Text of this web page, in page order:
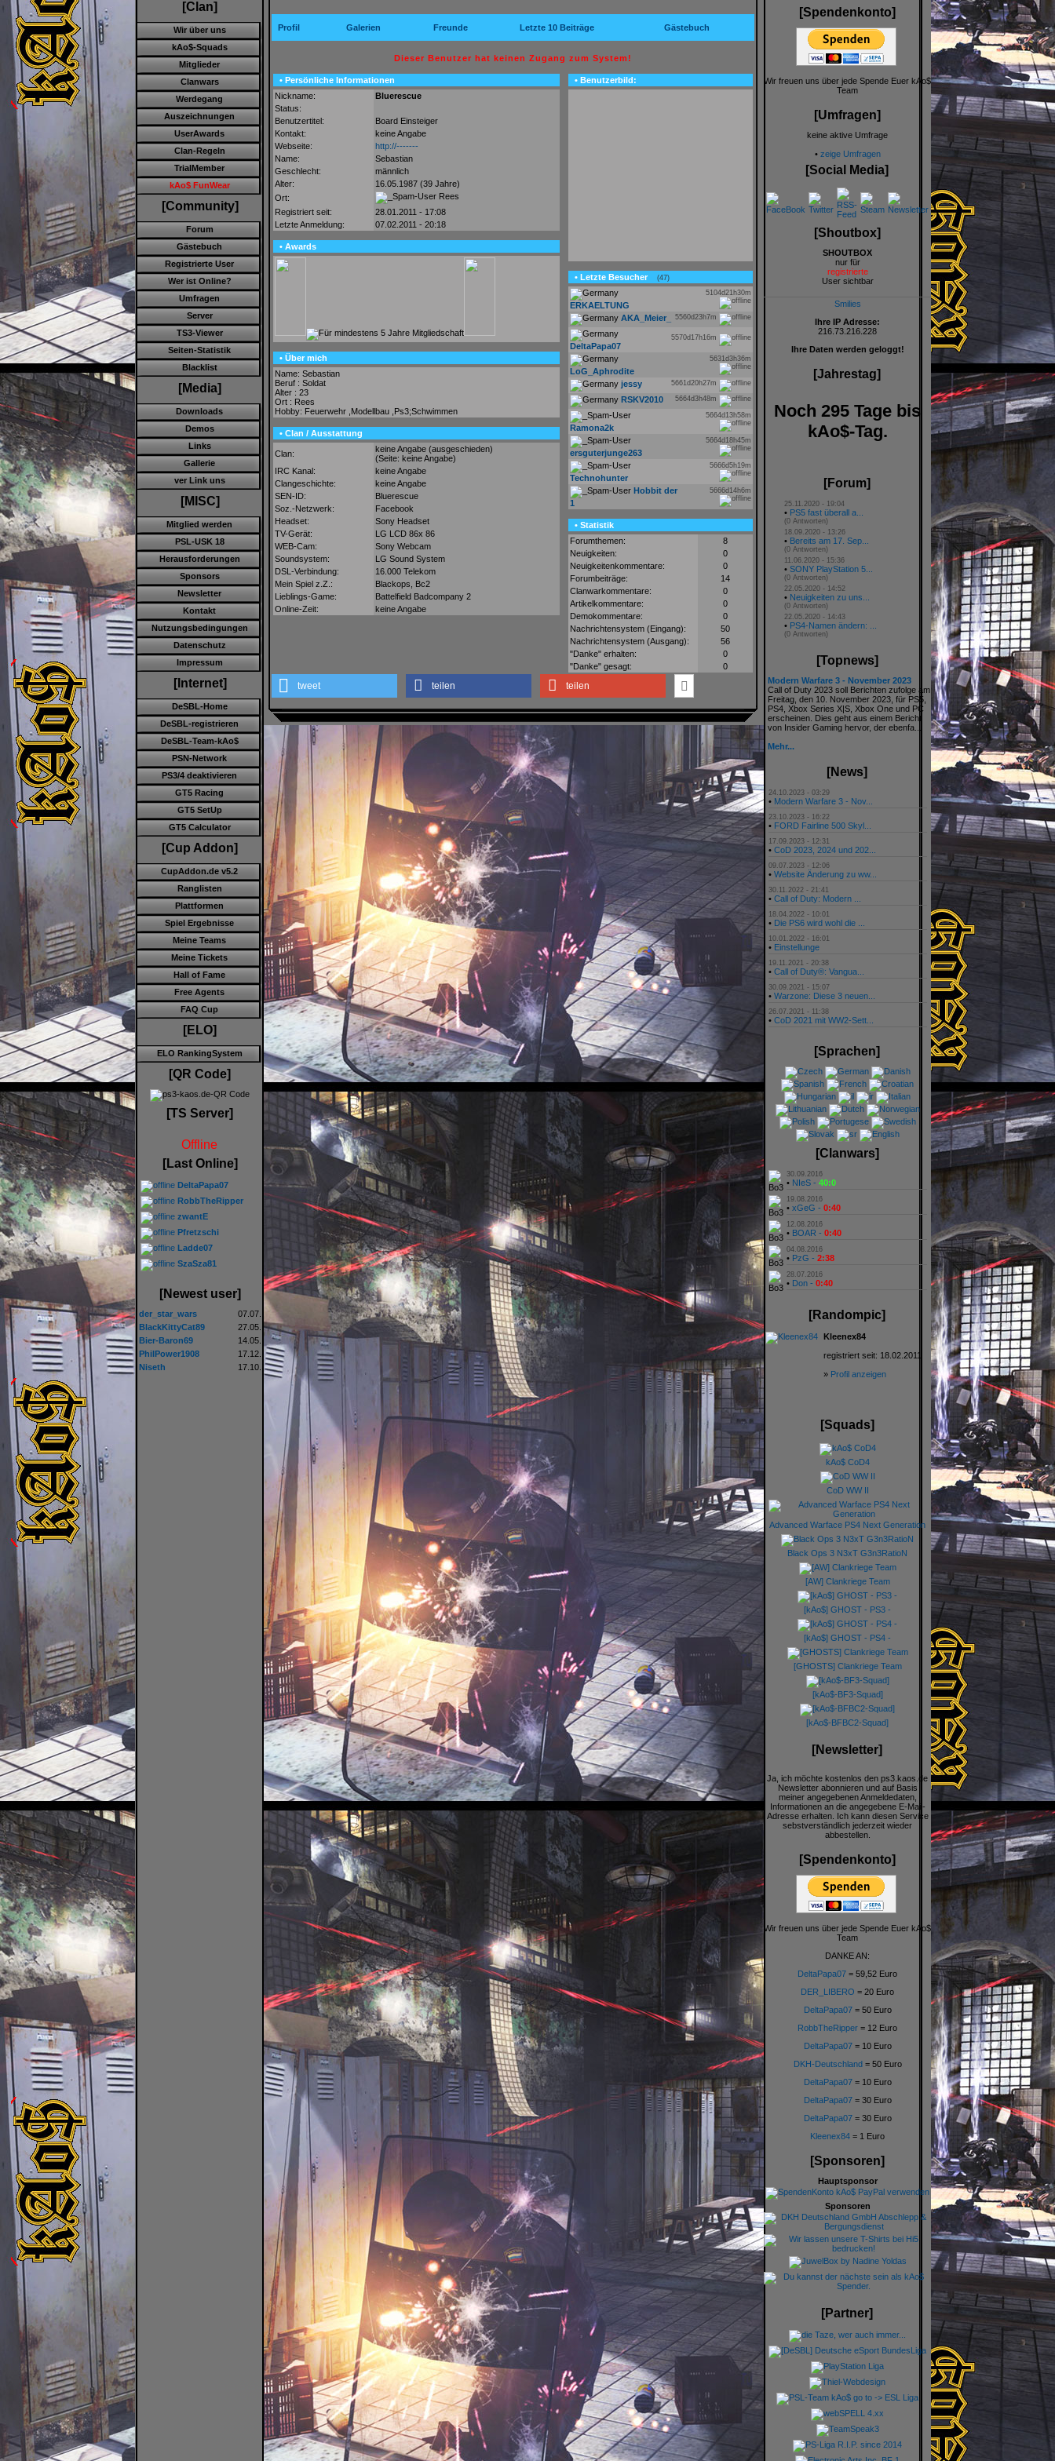
[Clan]
Wir über uns
kAo$-Squads
Mitglieder
Clanwars
Werdegang
Auszeichnungen
UserAwards
Clan-Regeln
TrialMember
kAo$ FunWear
[Community]
Forum
Gästebuch
Registrierte User
Wer ist Online?
Umfragen
Server
TS3-Viewer
Seiten-Statistik
Blacklist
[Media]
Downloads
Demos
Links
Gallerie
ver Link uns
[MISC]
Mitglied werden
PSL-USK 18
Herausforderungen
Sponsors
Newsletter
Kontakt
Nutzungsbedingungen
Datenschutz
Impressum
[Internet]
DeSBL-Home
DeSBL-registrieren
DeSBL-Team-kAo$
PSN-Network
PS3/4 deaktivieren
GT5 Racing
GT5 SetUp
GT5 Calculator
[Cup Addon]
CupAddon.de v5.2
Ranglisten
Plattformen
Spiel Ergebnisse
Meine Teams
Meine Tickets
Hall of Fame
Free Agents
FAQ Cup
[ELO]
ELO RankingSystem
[QR Code]
[TS Server]
Offline
[Last Online]
DeltaPapa07
RobbTheRipper
zwantE
Pfretzschi
Ladde07
SzaSza81
[Newest user]
der_star_wars
07.07.
BlackKittyCat89
27.05.
Bier-Baron69
14.05.
PhilPower1908
17.12.
Niseth
17.10.
Profil Galerien Freunde Letzte 10 Beiträge Gästebuch
Dieser Benutzer hat keinen Zugang zum System!
• Persönliche Informationen
Nickname:
Bluerescue
Status:
Benutzertitel:
Board Einsteiger
Kontakt:
keine Angabe
Webseite:
http://-------
Name:
Sebastian
Geschlecht:
männlich
Alter:
16.05.1987 (39 Jahre)
Ort:
Rees
Registriert seit:
28.01.2011 - 17:08
Letzte Anmeldung:
07.02.2011 - 20:18
• Awards
• Über mich
Name: Sebastian
Beruf : Soldat
Alter : 23
Ort : Rees
Hobby: Feuerwehr ,Modellbau ,Ps3;Schwimmen
• Clan / Ausstattung
Clan:
keine Angabe (ausgeschieden)
(Seite: keine Angabe)
IRC Kanal:
keine Angabe
Clangeschichte:
keine Angabe
SEN-ID:
Bluerescue
Soz.-Netzwerk:
Facebook
Headset:
Sony Headset
TV-Gerät:
LG LCD 86x 86
WEB-Cam:
Sony Webcam
Soundsystem:
LG Sound System
DSL-Verbindung:
16.000 Telekom
Mein Spiel z.Z.:
Blackops, Bc2
Lieblings-Game:
Battelfield Badcompany 2
Online-Zeit:
keine Angabe
• Benutzerbild:
• Letzte Besucher (47)
ERKAELTUNG
5104d21h30m
AKA_Meier_ 5560d23h7m
DeltaPapa07
5570d17h16m
LoG_Aphrodite
5631d3h36m
jessy 5661d20h27m
RSKV2010 5664d3h48m
Ramona2k
5664d13h58m
ersguterjunge263
5664d18h45m
Technohunter
5666d5h19m
Hobbit der
1
5666d14h6m
• Statistik
Forumthemen:
8
Neuigkeiten:
0
Neuigkeitenkommentare:
0
Forumbeiträge:
14
Clanwarkommentare:
0
Artikelkommentare:
0
Demokommentare:
0
Nachrichtensystem (Eingang):
50
Nachrichtensystem (Ausgang):
56
"Danke" erhalten:
0
"Danke" gesagt:
0
tweet teilen teilen
[Spendenkonto]
Wir freuen uns über jede Spende Euer kAo$
Team
[Umfragen]
keine aktive Umfrage
• zeige Umfragen
[Social Media]
[Shoutbox]
SHOUTBOX
nur für
registrierte
User sichtbar
Smilies
Ihre IP Adresse:
216.73.216.228
Ihre Daten werden geloggt!
[Jahrestag]
Noch 295 Tage bis
kAo$-Tag.
[Forum]
25.11.2020 - 19:04
• PS5 fast überall a...
(0 Antworten)
18.09.2020 - 13:26
• Bereits am 17. Sep...
(0 Antworten)
11.06.2020 - 15:36
• SONY PlayStation 5...
(0 Antworten)
22.05.2020 - 14:52
• Neuigkeiten zu uns...
(0 Antworten)
22.05.2020 - 14:43
• PS4-Namen ändern: ...
(0 Antworten)
[Topnews]
Modern Warfare 3 - November 2023
Call of Duty 2023 soll Berichten zufolge am
Freitag, den 10. November 2023, für PS5,
PS4, Xbox Series X|S, Xbox One und PC
erscheinen. Dies geht aus einem Bericht
von Insider Gaming hervor, der ebenfa...
Mehr...
[News]
24.10.2023 - 03:29
• Modern Warfare 3 - Nov...
23.10.2023 - 16:22
• FORD Fairline 500 Skyl...
17.09.2023 - 12:31
• CoD 2023, 2024 und 202...
09.07.2023 - 12:06
• Website Änderung zu ww...
30.11.2022 - 21:41
• Call of Duty: Modern ...
18.04.2022 - 10:01
• Die PS6 wird wohl die ...
10.01.2022 - 16:01
• Einstellunge
19.11.2021 - 20:38
• Call of Duty®: Vangua...
30.09.2021 - 15:07
• Warzone: Diese 3 neuen...
26.07.2021 - 11:38
• CoD 2021 mit WW2-Sett...
[Sprachen]
[Clanwars]
30.09.2016
• NIeS - 40:0
19.08.2016
• xGeG - 0:40
12.08.2016
• BOAR - 0:40
04.08.2016
• PzG - 2:38
28.07.2016
• Don - 0:40
[Randompic]
Kleenex84
registriert seit: 18.02.2011
» Profil anzeigen
[Squads]
kAo$ CoD4
CoD WW II
Advanced Warface PS4 Next Generation
Black Ops 3 N3xT G3n3RatioN
[AW] Clankriege Team
[kAo$] GHOST - PS3 -
[kAo$] GHOST - PS4 -
[GHOSTS] Clankriege Team
[kAo$-BF3-Squad]
[kAo$-BFBC2-Squad]
[Newsletter]
Ja, ich möchte kostenlos den ps3.kaos.de
Newsletter abonnieren und auf Basis
meiner angegebenen Anmeldedaten,
Informationen an die angegebene E-Mail-
Adresse erhalten. Ich kann diesen Service
sebstverständlich jederzeit wieder
abbestellen.
[Spendenkonto]
Wir freuen uns über jede Spende Euer kAo$
Team
DANKE AN:
DeltaPapa07 = 59,52 Euro
DER_LIBERO = 20 Euro
DeltaPapa07= 50 Euro
RobbTheRipper = 12 Euro
DeltaPapa07= 10 Euro
DKH-Deutschland = 50 Euro
DeltaPapa07= 10 Euro
DeltaPapa07= 30 Euro
DeltaPapa07= 30 Euro
Kleenex84 = 1 Euro
[Sponsoren]
Hauptsponsor
Sponsoren
[Partner]